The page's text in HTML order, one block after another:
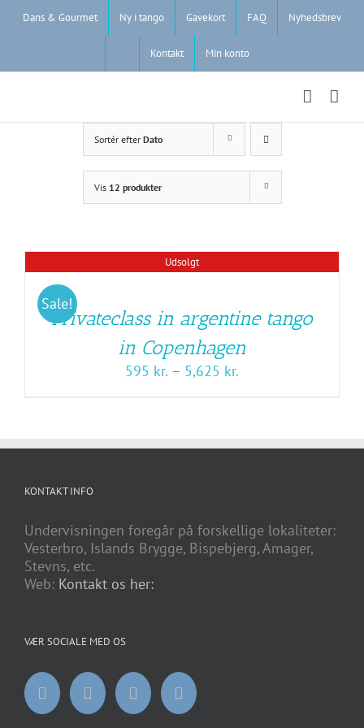
Dans & Gourmet Ny i tango Gavekort FAQ Nyhedsbrev
Kontakt Min konto
Sortér efter Dato
Vis 12 produkter
Udsolgt
Sale!
Privateclass in argentine tango
in Copenhagen
595 kr. – 5,625 kr.
KONTAKT INFO
Undervisningen foregår på forskellige lokaliteter:
Vesterbro, Islands Brygge, Bispebjerg, Amager,
Stevns, etc.
Web: Kontakt os her:
VÆR SOCIALE MED OS